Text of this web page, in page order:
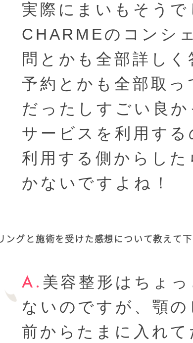
実際にまいもそうで
CHARMEのコンシ
問とかも全部詳しく
予約とかも全部取っ
だったしすごい良か
サービスを利用する
利用する側からした
かないですよね！
ングと施術を受けた感想について教えて下
美容整形はちょ
ないのですが、顎
前からたまに入れ